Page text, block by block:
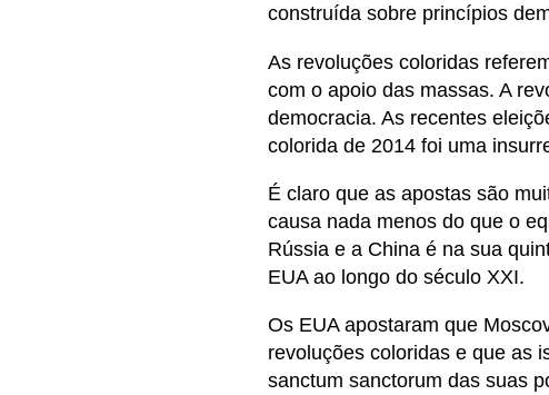
construída sobre princípios
As revoluções coloridas
com o apoio das massas. A
democracia. As recentes
colorida de 2014 foi uma
É claro que as apostas são
causa nada menos do que o
Rússia e a China é na sua
EUA ao longo do século XXI.
Os EUA apostaram que
revoluções coloridas e que as
sanctum sanctorum das suas